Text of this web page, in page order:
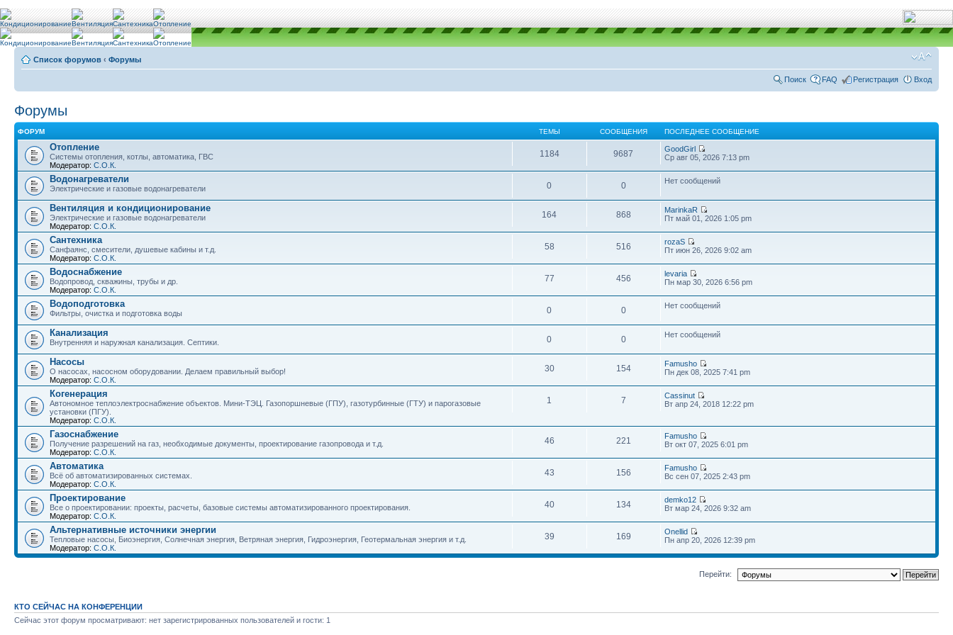
Список форумов ‹ Форумы
Поиск FAQ Регистрация Вход
Форумы
ФОРУМ ТЕМЫ СООБЩЕНИЯ ПОСЛЕДНЕЕ СООБЩЕНИЕ
Отопление
Системы отопления, котлы, автоматика, ГВС
Модератор: С.О.К.
1184 9687
GoodGirl
Ср авг 05, 2026 7:13 pm
Водонагреватели
Электрические и газовые водонагреватели 0 0 Нет сообщений
Вентиляция и кондиционирование
Электрические и газовые водонагреватели
Модератор: С.О.К.
164 868
MarinkaR
Пт май 01, 2026 1:05 pm
Сантехника
Санфаянс, смесители, душевые кабины и т.д.
Модератор: С.О.К.
58 516
rozaS
Пт июн 26, 2026 9:02 am
Водоснабжение
Водопровод, скважины, трубы и др.
Модератор: С.О.К.
77 456
levaria
Пн мар 30, 2026 6:56 pm
Водоподготовка
Фильтры, очистка и подготовка воды 0 0 Нет сообщений
Канализация
Внутренняя и наружная канализация. Септики. 0 0 Нет сообщений
Насосы
О насосах, насосном оборудовании. Делаем правильный выбор!
Модератор: С.О.К.
30 154
Famusho
Пн дек 08, 2025 7:41 pm
Когенерация
Автономное теплоэлектроснабжение объектов. Мини-ТЭЦ. Газопоршневые (ГПУ), газотурбинные (ГТУ) и парогазовые
установки (ПГУ).
Модератор: С.О.К.
1 7
Cassinut
Вт апр 24, 2018 12:22 pm
Газоснабжение
Получение разрешений на газ, необходимые документы, проектирование газопровода и т.д.
Модератор: С.О.К.
46 221
Famusho
Вт окт 07, 2025 6:01 pm
Автоматика
Всё об автоматизированных системах.
Модератор: С.О.К.
43 156
Famusho
Вс сен 07, 2025 2:43 pm
Проектирование
Все о проектировании: проекты, расчеты, базовые системы автоматизированного проектирования.
Модератор: С.О.К.
40 134
demko12
Вт мар 24, 2026 9:32 am
Альтернативные источники энергии
Тепловые насосы, Биоэнергия, Солнечная энергия, Ветряная энергия, Гидроэнергия, Геотермальная энергия и т.д.
Модератор: С.О.К.
39 169
Onellid
Пн апр 20, 2026 12:39 pm
Перейти:
КТО СЕЙЧАС НА КОНФЕРЕНЦИИ
Сейчас этот форум просматривают: нет зарегистрированных пользователей и гости: 1